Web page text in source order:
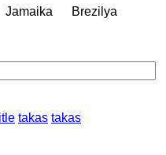
Jamaika
Brezilya
takas takas